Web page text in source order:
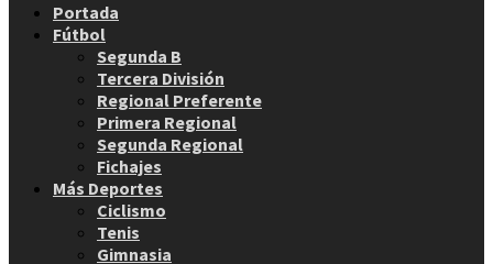
Portada
Fútbol
Segunda B
Tercera División
Regional Preferente
Primera Regional
Segunda Regional
Fichajes
Más Deportes
Ciclismo
Tenis
Gimnasia